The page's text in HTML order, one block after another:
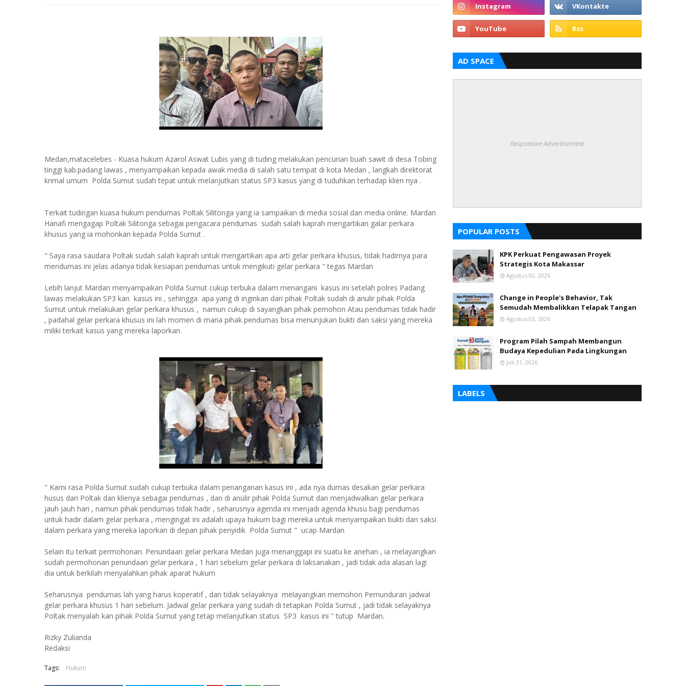
Medan,matacelebes - Kuasa hukum Azarol Aswat Lubis yang di tuding melakukan pencurian buah sawit di desa Tobing
tinggi kab.padang lawas , menyampaikan kepada awak media di salah satu tempat di kota Medan , langkah direktorat
krimal umum Polda Sumut sudah tepat untuk melanjutkan status SP3 kasus yang di tuduhkan terhadap klien nya .
Terkait tudingan kuasa hukum pendumas Poltak Silitonga yang ia sampaikan di media sosial dan media online. Mardan
Hanafi mengagap Poltak Silitonga sebagai pengacara pendumas sudah salah kaprah mengartikan galar perkara
khusus yang ia mohonkan kepada Polda Sumut .
" Saya rasa saudara Poltak sudah salah kaprah untuk mengartikan apa arti gelar perkara khusus, tidak hadirnya para
mendumas ini jelas adanya tidak kesiapan pendumas untuk mengikuti gelar perkara " tegas Mardan
Lebih lanjut Mardan menyampaikan Polda Sumut cukup terbuka dalam menangani kasus ini setelah polres Padang
lawas melakukan SP3 kan kasus ini , sehingga apa yang di inginkan dari pihak Poltak sudah di anulir pihak Polda
Sumut untuk melakukan gelar perkara khusus , namun cukup di sayangkan pihak pemohon Atau pendumas tidak hadir
, padahal gelar perkara khusus ini lah momen di mana pihak pendumas bisa menunjukan bukti dan saksi yang mereka
miliki terkait kasus yang mereka laporkan.
" Kami rasa Polda Sumut sudah cukup terbuka dalam penanganan kasus ini , ada nya dumas desakan gelar perkara
husus dari Poltak dan klienya sebagai pendumas , dan di anulir pihak Polda Sumut dan menjadwalkan gelar perkara
jauh jauh hari , namun pihak pendumas tidak hadir , seharusnya agenda ini menjadi agenda khusu bagi pendumas
untuk hadir dalam gelar perkara , mengingat ini adalah upaya hukum bagi mereka untuk menyampaikan bukti dan saksi
dalam perkara yang mereka laporkan di depan pihak penyidik Polda Sumut " ucap Mardan
Selain itu terkait permohonan. Penundaan gelar perkara Medan juga menanggapi ini suatu ke anehan , ia melayangkan
sudah permohonan penundaan gelar perkara , 1 hari sebelum gelar perkara di laksanakan , jadi tidak ada alasan lagi
dia untuk berkilah menyalahkan pihak aparat hukum
Seharusnya pendumas lah yang harus koperatif , dan tidak selayaknya melayangkan memohon Pemunduran jadwal
gelar perkara khusus 1 hari sebelum. Jadwal gelar perkara yang sudah di tetapkan Polda Sumut , jadi tidak selayaknya
Poltak menyalah kan pihak Polda Sumut yang tetap melanjutkan status SP3 kasus ini " tutup Mardan.
Rizky Zulianda
Redaksi
Tags: Hukum
AD SPACE
Responsive Advertisement
POPULAR POSTS
KPK Perkuat Pengawasan Proyek
Strategis Kota Makassar
Agustus 02, 2026
Change in People's Behavior, Tak
Semudah Membalikkan Telapak Tangan
Agustus 03, 2026
Program Pilah Sampah Membangun
Budaya Kepedulian Pada Lingkungan
Juli 31, 2026
LABELS